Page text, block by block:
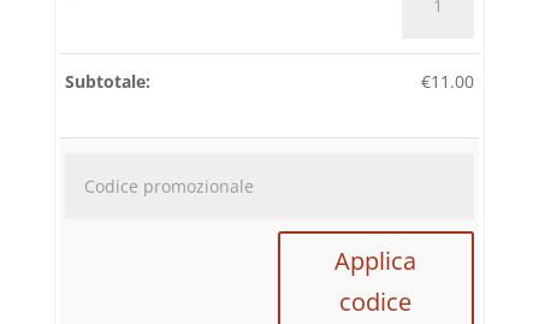
€11.00
Applica
codice